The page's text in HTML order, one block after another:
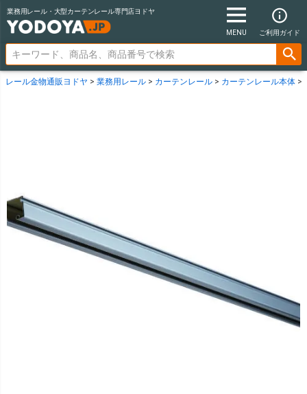
業務用レール・大型カーテンレール専門店ヨドヤ
MENU ご利用ガイド
レール金物通販ヨドヤ 業務用レール カーテンレール カーテンレール本体